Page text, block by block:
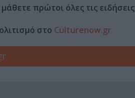
μάθετε πρώτοι όλες τις ειδήσεις
στο Culturenow.gr